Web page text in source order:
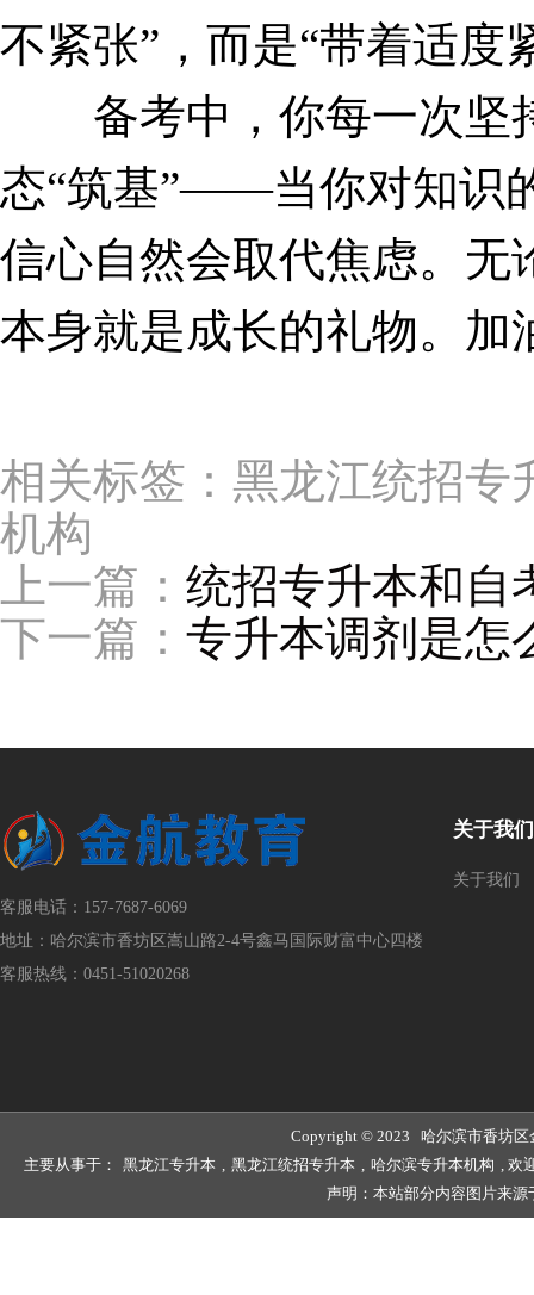
不紧张”，而是“带着适度
备考中，你每一次坚
态“筑基”——当你对知识
信心自然会取代焦虑。无
本身就是成长的礼物。加
相关标签：黑龙江统招
机构
上一篇： 统招专升本和自
下一篇： 专升本调剂是怎
客服电话：157-7687-6069
地址：哈尔滨市香坊区嵩山路2-4号鑫马国际财富中心四楼
客服热线：0451-51020268
关于我们
关于我们
Copyright © 2023 哈尔滨市香坊
主要从事于：
黑龙江专升本 , 黑龙江统招专升本 , 哈尔滨专升本机构 , 欢
声明：本站部分内容图片来源